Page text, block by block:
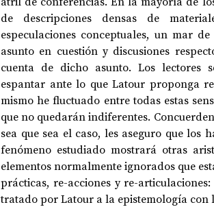
de descripciones densas de
especulaciones conceptuales, un mar
asunto en cuestión y discusiones
cuenta de dicho asunto. Los lectores
espantar ante lo que Latour proponga
mismo he fluctuado entre todas estas
que no quedarán indiferentes.
sea que sea el caso, les aseguro que
fenómeno estudiado mostrará otras
elementos normalmente ignorados que
prácticas, re-acciones y re-
tratado por Latour a la epistemología con